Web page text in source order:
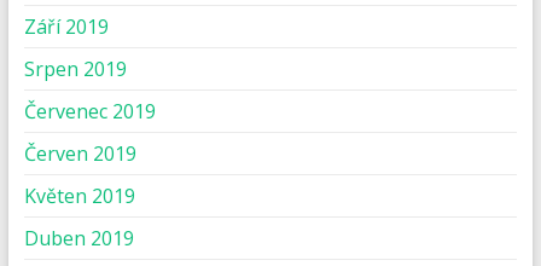
Září 2019
Srpen 2019
Červenec 2019
Červen 2019
Květen 2019
Duben 2019